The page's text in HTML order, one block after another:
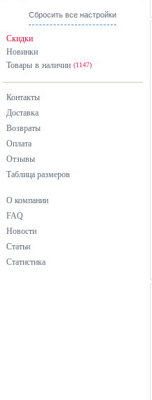
серебристый
фиолетовый
хаки
черный
Сбросить все настройки
Скидки
Новинки
Товары в наличии (1147)
Контакты
Доставка
Возвраты
Оплата
Отзывы
Таблица размеров
О компании
FAQ
Новости
Статьи
Статистика